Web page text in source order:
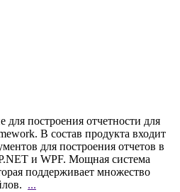
построения отчетности для
В состав продукта входит
для построения отчетов в
и WPF. Мощная система
поддерживает множество
...